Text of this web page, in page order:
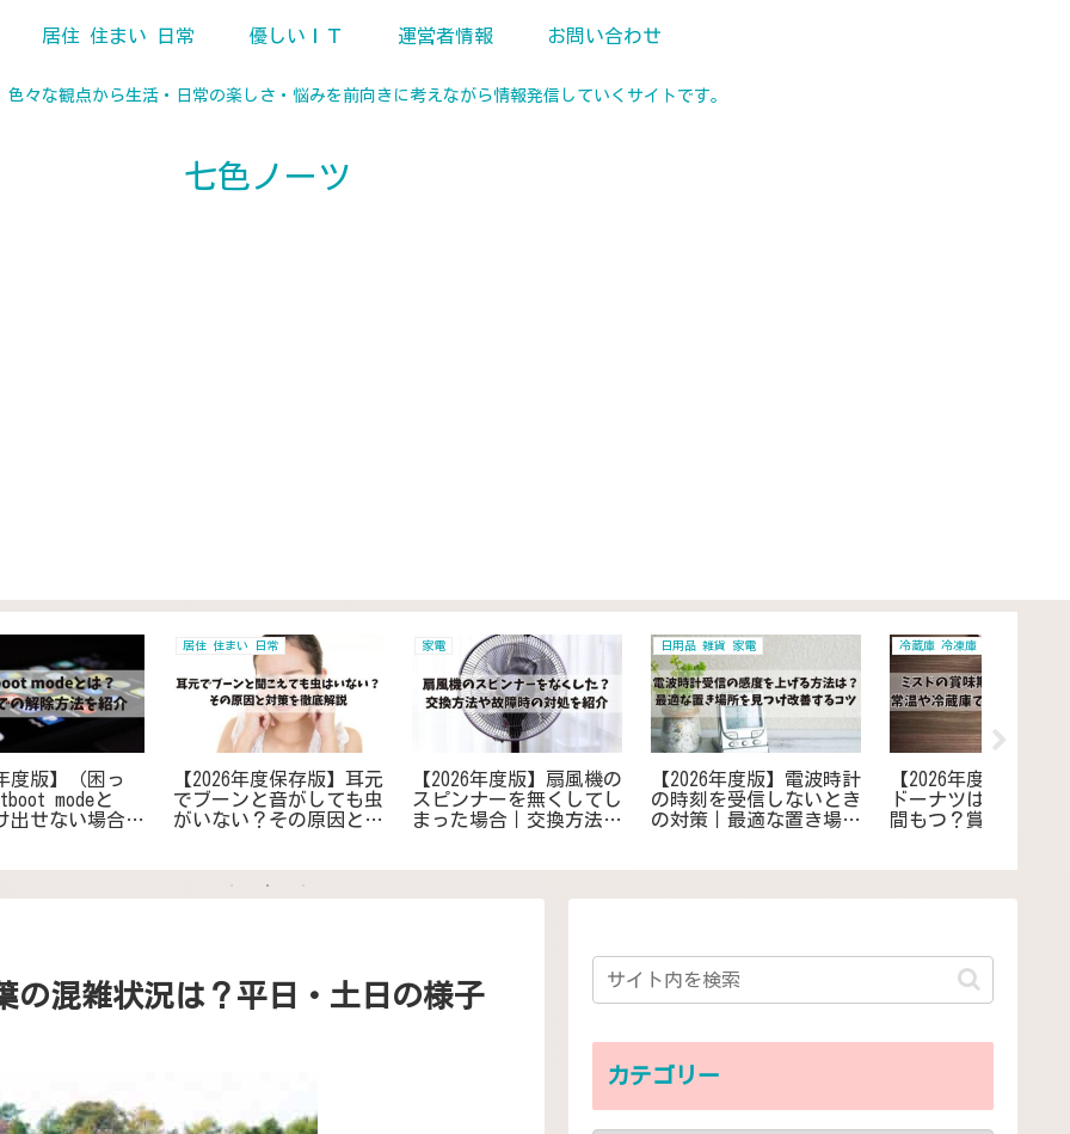
々な観点から生活・日常の楽しさ・悩みを前向きに考えながら情報発信していくサイトです。
七色ノーツ
居住 住まい 日常 優しいＩＴ 運営者情報 お問い合わせ
【2026年度版】電波時計
の時刻を受信しないとき
の対策｜最適な置き場所
冷蔵庫 冷凍庫
【2026年度版】ミスドの
ドーナツは冷蔵庫で1週
間もつ？賞味期限は買っ
居住 住まい 日常
【2026年度版】入院中の
消灯後に寝れない悩み時
の暇つぶしを紹介！時間
【2026年度版】ガス点検
は何をチェックする？賃
貸・マンション・IHでも
の混雑状況は？平日・土日の様子
カテゴリー